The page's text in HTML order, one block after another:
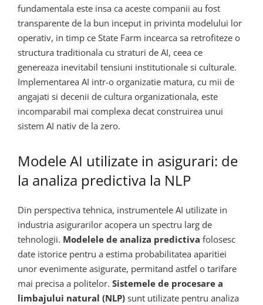
fundamentala este insa ca aceste companii au fost
transparente de la bun inceput in privinta modelului lor
operativ, in timp ce State Farm incearca sa retrofiteze o
structura traditionala cu straturi de AI, ceea ce
genereaza inevitabil tensiuni institutionale si culturale.
Implementarea AI intr-o organizatie matura, cu mii de
angajati si decenii de cultura organizationala, este
incomparabil mai complexa decat construirea unui
sistem AI nativ de la zero.
Modele AI utilizate in asigurari: de
la analiza predictiva la NLP
Din perspectiva tehnica, instrumentele AI utilizate in
industria asigurarilor acopera un spectru larg de
tehnologii. Modelele de analiza predictiva folosesc
date istorice pentru a estima probabilitatea aparitiei
unor evenimente asigurate, permitand astfel o tarifare
mai precisa a politelor. Sistemele de procesare a
limbajului natural (NLP) sunt utilizate pentru analiza